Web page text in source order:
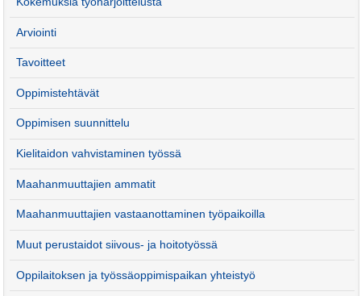
Arviointi
Tavoitteet
Oppimistehtävät
Oppimisen suunnittelu
Kielitaidon vahvistaminen työssä
Maahanmuuttajien ammatit
Maahanmuuttajien vastaanottaminen työpaikoilla
Muut perustaidot siivous- ja hoitotyössä
Oppilaitoksen ja työssäoppimispaikan yhteistyö